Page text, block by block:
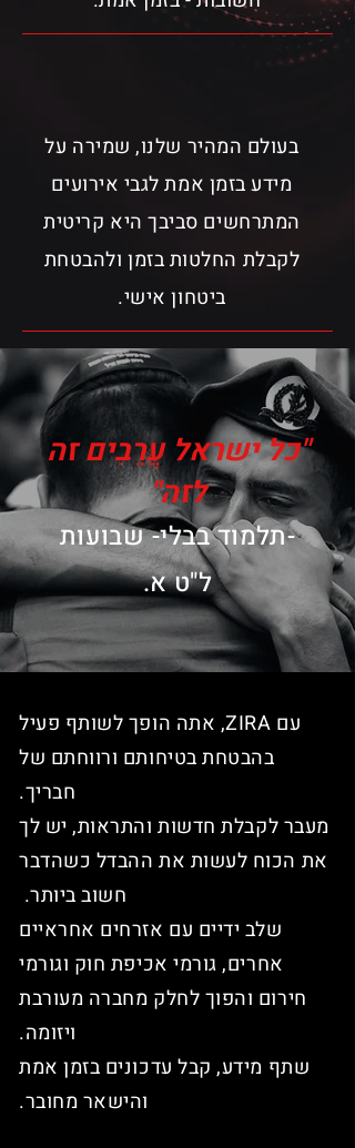
בעולם המהיר שלנו, שמירה על
מידע בזמן אמת לגבי אירועים
המתרחשים סביבך היא קריטית
לקבלת החלטות בזמן ולהבטחת
ביטחון אישי.
"כל ישראל עֲרֵבִים זה
לזה"
-תלמוד בבלי- שבועות
ל"ט א.
עם ZIRA, אתה הופך לשותף פעיל
בהבטחת בטיחותם ורווחתם של
חבריך.
מעבר לקבלת חדשות והתראות, יש לך
את הכוח לעשות את ההבדל כשהדבר
חשוב ביותר.
שלב ידיים עם אזרחים אחראיים
אחרים, גורמי אכיפת חוק וגורמי
חירום והפוך לחלק מחברה מעורבת
ויזומה.
שתף מידע, קבל עדכונים בזמן אמת
והישאר מחובר.